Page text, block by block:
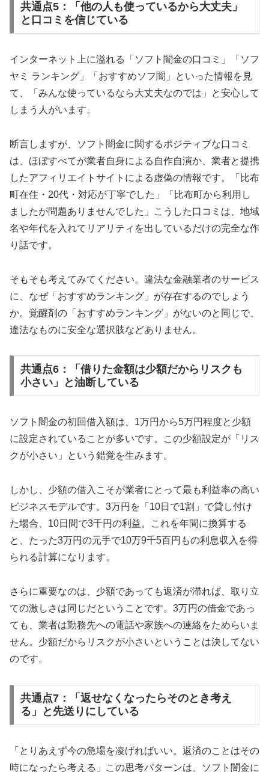
共通点5：「他の人も使っているから大丈夫」
と口コミを信じている
インターネット上に溢れる「ソフト闇金の口コミ」「ソフ
ヤミ ランキング」「おすすめソフ闇」といった情報を見
て、「みんな使っているなら大丈夫なのでは」と安心して
しまう人がいます。
断言しますが、ソフト闇金に関するポジティブな口コミ
は、ほぼすべてが業者自身による自作自演か、業者と提携
したアフィリエイトサイトによる虚偽の情報です。「比布
町在住・20代・対応が丁寧でした」「比布町から利用し
ましたが問題ありませんでした」こうした口コミは、地域
名や年代を入れてリアリティを出しているだけの完全な作
り話です。
そもそも考えてみてください。違法な金融業者のサービス
に、なぜ「おすすめランキング」が存在するのでしょう
か。覚醒剤の「おすすめランキング」がないのと同じで、
違法なものに安全な選択肢などありません。
共通点6：「借りた金額は少額だからリスクも
小さい」と油断している
ソフト闇金の初回借入額は、1万円から5万円程度と少額
に設定されていることが多いです。この少額設定が「リス
クが小さい」という錯覚を生みます。
しかし、少額の借入こそが業者にとって最も利益率の高い
ビジネスモデルです。3万円を「10日で1割」で貸し付け
た場合、10日間で3千円の利益。これを年間に換算する
と、たった3万円の元手で10万9千5百円もの利息収入を得
られる計算になります。
さらに重要なのは、少額であっても返済が滞れば、取り立
ての激しさは同じだということです。3万円の借金であっ
ても、業者は勤務先への電話や家族への連絡をためらいま
せん。少額だからリスクが小さいということは決してない
のです。
共通点7：「返せなくなったらそのとき考え
る」と先送りにしている
「とりあえず今の急場を凌げればいい。返済のことはその
時になったら考える」この思考パターンは、ソフト闇金に